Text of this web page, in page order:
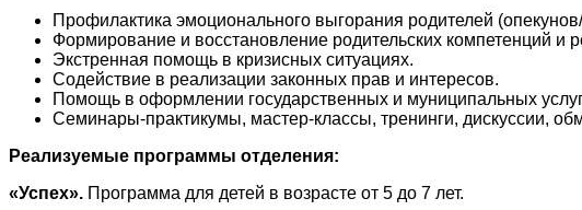
Профилактика эмоционального выгорания родителей
Формирование и восстановление родительских компетенций и
Экстренная помощь в кризисных ситуациях.
Содействие в реализации законных прав и интересов.
Помощь в оформлении государственных и муниципальных
Семинары-практикумы, мастер-классы, тренинги, дискуссии,
Реализуемые программы отделения:
«Успех». Программа для детей в возрасте от 5 до 7 лет.